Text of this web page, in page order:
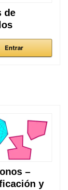
de
Entrar
–
y